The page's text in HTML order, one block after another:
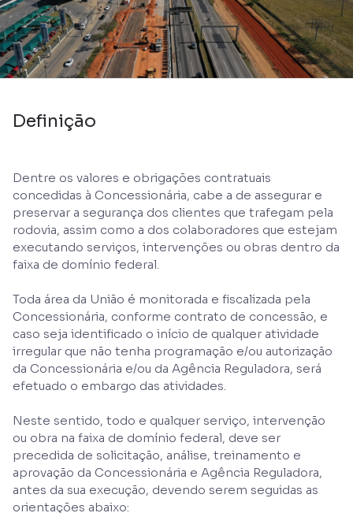
Definição
Dentre os valores e obrigações contratuais
concedidas à Concessionária, cabe a de assegurar e
preservar a segurança dos clientes que trafegam pela
rodovia, assim como a dos colaboradores que estejam
executando serviços, intervenções ou obras dentro da
faixa de domínio federal.
Toda área da União é monitorada e fiscalizada pela
Concessionária, conforme contrato de concessão, e
caso seja identificado o início de qualquer atividade
irregular que não tenha programação e/ou autorização
da Concessionária e/ou da Agência Reguladora, será
efetuado o embargo das atividades.
Neste sentido, todo e qualquer serviço, intervenção
ou obra na faixa de domínio federal, deve ser
precedida de solicitação, análise, treinamento e
aprovação da Concessionária e Agência Reguladora,
antes da sua execução, devendo serem seguidas as
orientações abaixo: